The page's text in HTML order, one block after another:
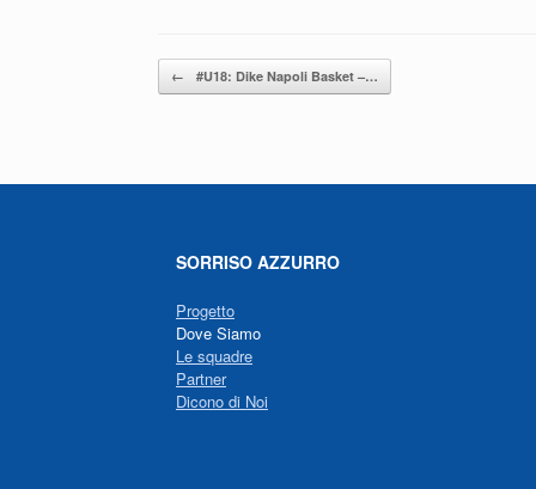
Navigazione articolo
← #U18: Dike Napoli Basket –…
SORRISO AZZURRO
Progetto
Dove Siamo
Le squadre
Partner
Dicono di Noi